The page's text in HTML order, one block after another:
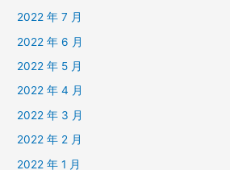
2022 年 7 月
2022 年 6 月
2022 年 5 月
2022 年 4 月
2022 年 3 月
2022 年 2 月
2022 年 1 月